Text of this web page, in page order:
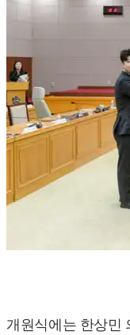
개원식에는 한상민